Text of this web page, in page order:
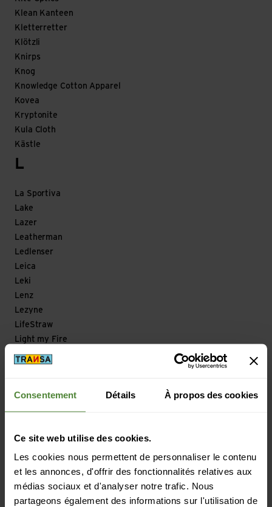
Consentement Détails À propos des cookies
Ce site web utilise des cookies.
Les cookies nous permettent de personnaliser le contenu
et les annonces, d'offrir des fonctionnalités relatives aux
médias sociaux et d'analyser notre trafic. Nous
partageons également des informations sur l'utilisation de
Klean Kanteen
Kletterretter
Klötzli
Knirps
Knog
Knowledge Cotton Apparel
Kovea
Kryptonite
Kula Cloth
Kästle
L
La Sportiva
Lake
Lazer
Leatherman
Ledlenser
Leica
Leki
Lenz
Lezyne
LifeStraw
Light my Fire
Line
Longfield Games
Look
Lowa
Lowe Alpine
Lowepro
LuCycle
Lundhags